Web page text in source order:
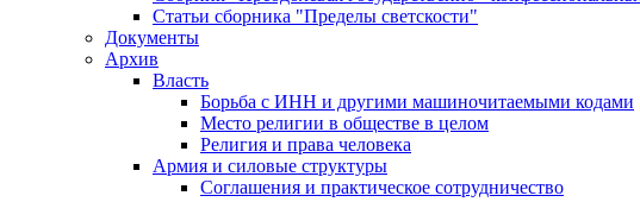
Статьи сборника "Пределы светскости"
Документы
Архив
Власть
Борьба с ИНН и другими машиночитаемыми кодами
Место религии в обществе в целом
Религия и права человека
Армия и силовые структуры
Соглашения и практическое сотрудничество